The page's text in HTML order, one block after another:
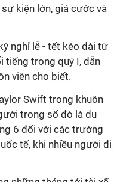
kiện lớn, giá cước và
nghỉ lễ - tết kéo dài từ
tiếng trong quý I, dẫn
viên cho biết.
Swift trong khuôn
trong số đó là du
6 đối với các trường
tế, khi nhiều người đi